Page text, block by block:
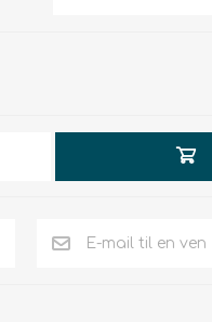
E-mail til en ven